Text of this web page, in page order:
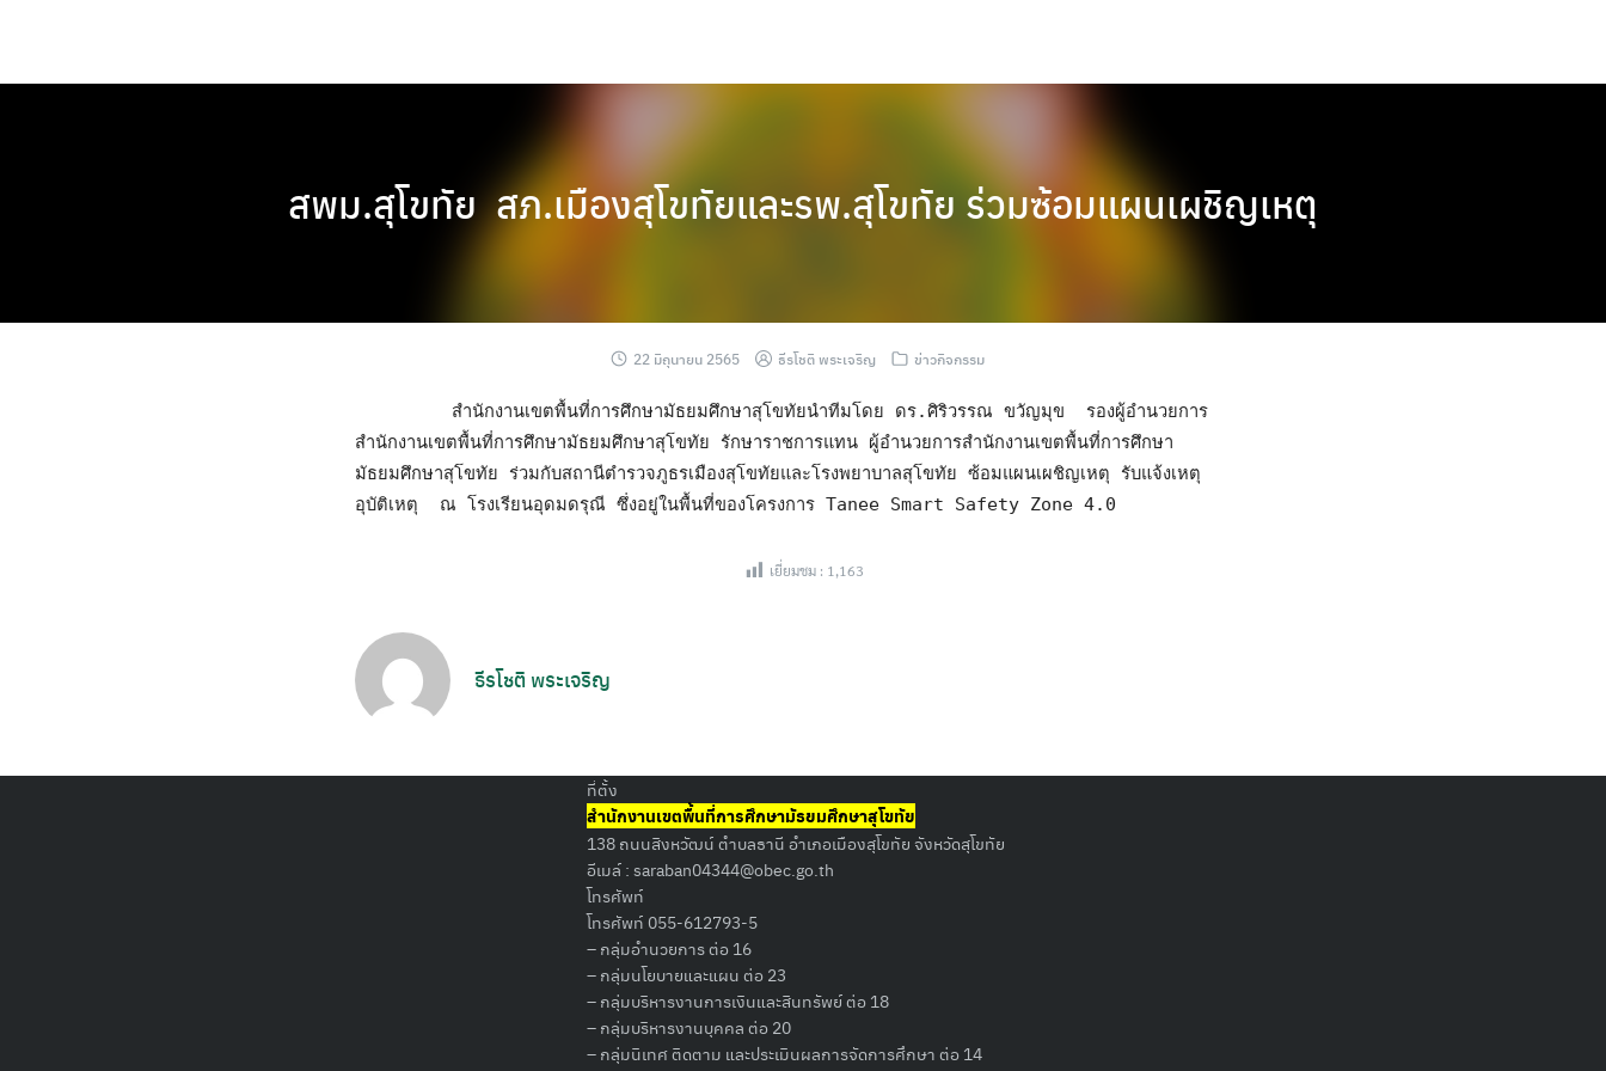
สพม.สุโขทัย สภ.เมืองสุโขทัยและรพ.สุโขทัย ร่วมซ้อมแผนเผชิญเหตุ
22 มิถุนายน 2565 ธีรโชติ พระเจริญ ข่าวกิจกรรม
สำนักงานเขตพื้นที่การศึกษามัธยมศึกษาสุโขทัย รักษาราชการแทน ผู้อำนวยการสำนักงานเขตพื้นที่การศึกษา
มัธยมศึกษาสุโขทัย ร่วมกับสถานีตำรวจภูธรเมืองสุโขทัยและโรงพยาบาลสุโขทัย ซ้อมแผนเผชิญเหตุ รับแจ้งเหตุ
เยี่ยมชม : 1,163
ธีรโชติ พระเจริญ
ที่ตั้ง
สำนักงานเขตพื้นที่การศึกษามัธยมศึกษาสุโขทัย
138 ถนนสิงหวัฒน์ ตำบลธานี อำเภอเมืองสุโขทัย จังหวัดสุโขทัย
อีเมล์ : saraban04344@obec.go.th
โทรศัพท์
โทรศัพท์ 055-612793-5
– กลุ่มอำนวยการ ต่อ 16
– กลุ่มนโยบายและแผน ต่อ 23
– กลุ่มบริหารงานการเงินและสินทรัพย์ ต่อ 18
– กลุ่มบริหารงานบุคคล ต่อ 20
– กลุ่มนิเทศ ติดตาม และประเมินผลการจัดการศึกษา ต่อ 14